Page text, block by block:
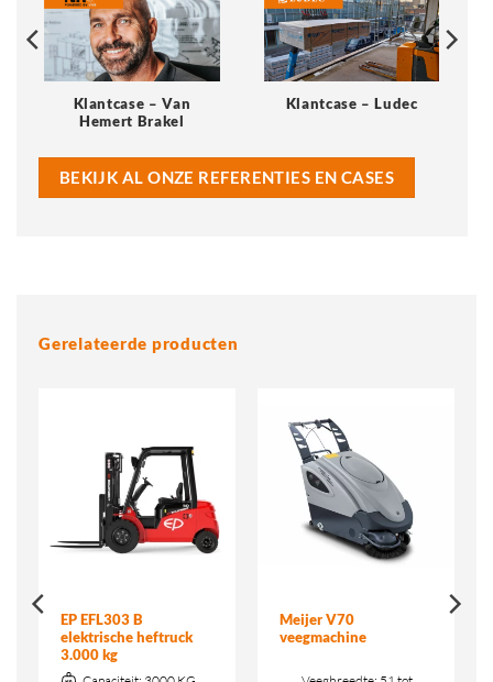
Klantcase – Van
Hemert Brakel
Klantcase – Ludec
BEKIJK AL ONZE REFERENTIES EN CASES
Gerelateerde producten
EP EFL303 B
elektrische heftruck
3.000 kg
Meijer V70
veegmachine